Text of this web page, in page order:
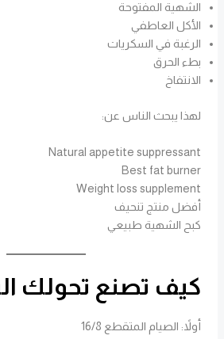
الشهية المفتوحة
الأكل العاطفي
الرغبة في السكريات
بطء الحرق
الانتفاخ
لهذا يبحث الناس عن:
Natural appetite suppressant
Best fat burner
Weight loss supplement
أفضل منتج تنحيف
كبح الشهية طبيعي
كيف تصنع تحولك
أولاً: الصيام المتقطع 16/8